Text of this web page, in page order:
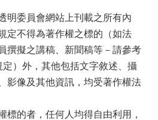
明委員會網站上刊載之所有內
定不得為著作權之標的（如法
撰擬之講稿、新聞稿等－請參考
）外，其他包括文字敘述、攝
影像及其他資訊，均受著作權法
標的者，任何人均得自由利用，